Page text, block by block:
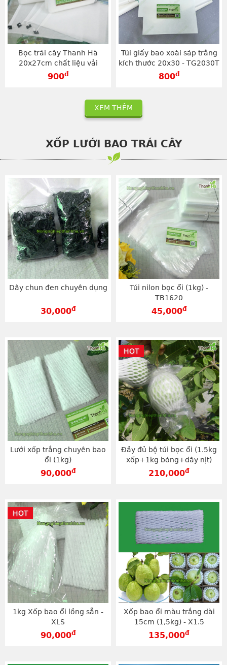
Bọc trái cây Thanh Hà
20x27cm chất liệu vải
không dệt sử dụng dây rút -
900đ
Túi giấy bao xoài sáp trắng
kích thước 20x30 - TG2030T
800đ
XEM THÊM
XỐP LƯỚI BAO TRÁI CÂY
Dây chun đen chuyên dụng
30,000đ
Túi nilon bọc ổi (1kg) -
TB1620
45,000đ
Lưới xốp trắng chuyên bao
ổi (1kg)
90,000đ
Đầy đủ bộ túi bọc ổi (1.5kg
xốp+1kg bóng+dây nịt)
210,000đ
HOT
1kg Xốp bao ổi lồng sẵn -
XLS
90,000đ
HOT
Xốp bao ổi màu trắng dài
15cm (1,5kg) - X1.5
135,000đ